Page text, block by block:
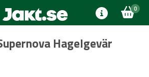
0
Hagelgevär